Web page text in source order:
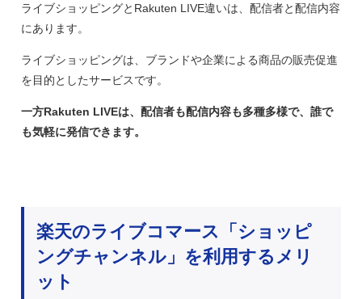
ライブショッピングとRakuten LIVE違いは、配信者と配信内容
にあります。
ライブショッピングは、ブランドや企業による商品の販売促進
を目的としたサービスです。
一方Rakuten LIVEは、配信者も配信内容も多種多様で、誰で
も気軽に発信できます。
楽天のライブコマース「ショッピ
ングチャンネル」を利用するメリ
ット